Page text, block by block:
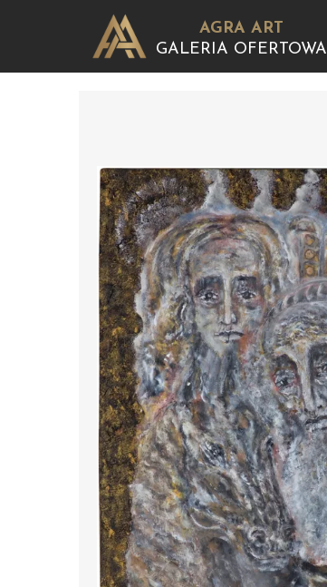
AGRA ART
GALERIA OFERTOWA